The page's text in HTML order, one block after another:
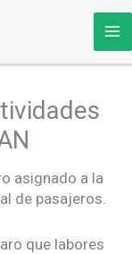
asignado a la
de pasajeros.
que labores